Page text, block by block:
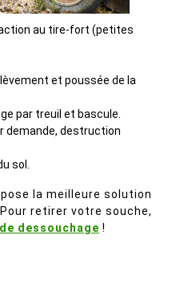
au tire-fort (petites
et poussée de la
par treuil et bascule.
demande, destruction
sol.
la meilleure solution
retirer votre souche,
dessouchage !